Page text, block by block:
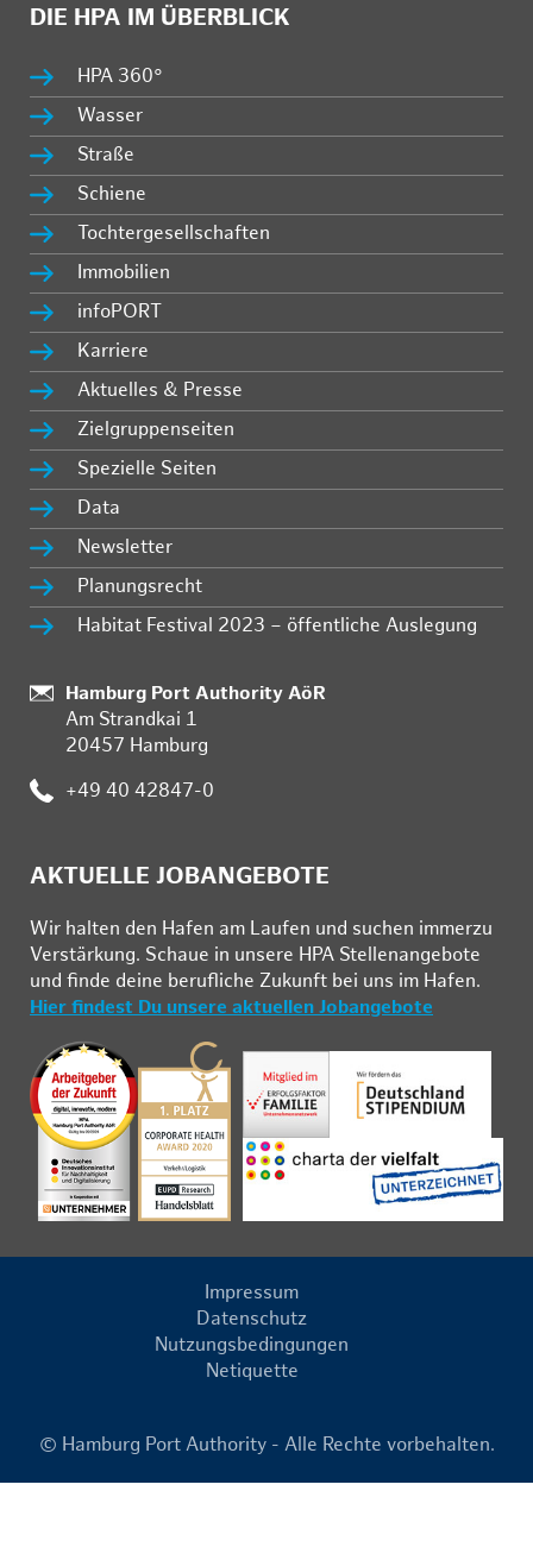
DIE HPA IM ÜBERBLICK
HPA 360°
Wasser
Straße
Schiene
Tochtergesellschaften
Immobilien
infoPORT
Karriere
Aktuelles & Presse
Zielgruppenseiten
Spezielle Seiten
Data
Newsletter
Planungsrecht
Habitat Festival 2023 – öffentliche Auslegung
:
Hamburg Port Authority AöR
Am Strandkai 1
20457 Hamburg
: +49 40 42847-0
AKTUELLE JOBANGEBOTE
Wir hal­ten den Ha­fen am Lau­fen und su­chen im­mer­zu
Ver­stär­kung. Schau­e in un­se­re HPA Stel­len­an­ge­bo­te
und fin­de deine be­ruf­li­che Zu­kunft bei uns im Ha­fen.
Hier findest Du unsere aktuellen Jobangebote
Impressum
Datenschutz
Nutzungsbedingungen
Netiquette
© Hamburg Port Authority - Alle Rechte vorbehalten.